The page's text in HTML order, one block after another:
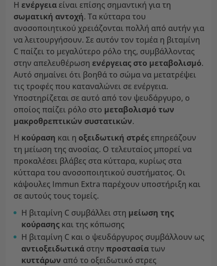
Η ενέργεια είναι επίσης σημαντική για τη
σωματική αντοχή. Τα κύτταρα του
ανοσοποιητικού χρειάζονται πολλή από αυτήν για
να λειτουργήσουν. Σε αυτόν τον τομέα η βιταμίνη
C παίζει το μεγαλύτερο ρόλο της, συμβάλλοντας
στην απελευθέρωση ενέργειας στο μεταβολισμό.
Αυτό σημαίνει ότι βοηθά το σώμα να μετατρέψει
τις τροφές που καταναλώνει σε ενέργεια.
Υποστηρίζεται σε αυτό από τον ψευδάργυρο, ο
οποίος παίζει ρόλο στο μεταβολισμό των
μακροθρεπτικών συστατικών.
Η κούραση και η οξειδωτική στρές επηρεάζουν
τη μείωση της ανοσίας. Ο τελευταίος μπορεί να
προκαλέσει βλάβες στα κύτταρα, κυρίως στα
κύτταρα του ανοσοποιητικού συστήματος. Οι
κάψουλες Immun Extra παρέχουν υποστήριξη και
σε αυτούς τους τομείς.
Η βιταμίνη C συμβάλλει στη μείωση της
κούρασης και της κόπωσης
Η βιταμίνη C και ο ψευδάργυρος συμβάλλουν ως
αντιοξειδωτικά στην προστασίατων
κυττάρων από το οξειδωτικό στρες